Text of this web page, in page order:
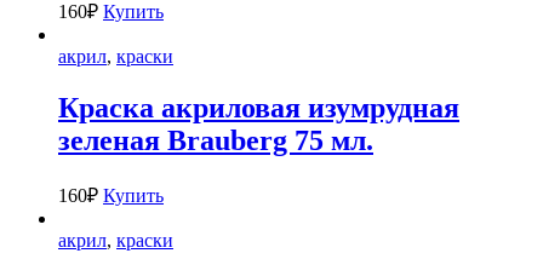
160₽ Купить
акрил, краски
Краска акриловая изумрудная
зеленая Brauberg 75 мл.
160₽ Купить
акрил, краски